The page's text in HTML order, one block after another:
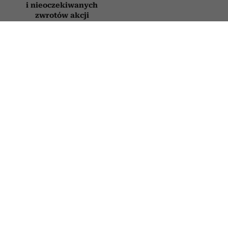
i nieoczekiwanych
zwrotów akcji